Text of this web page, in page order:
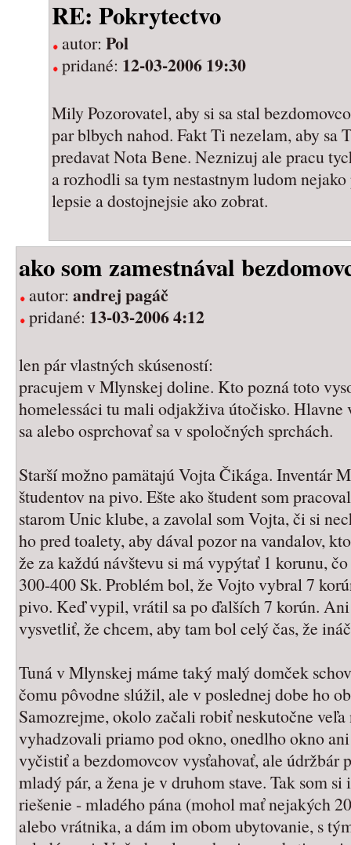
RE: Pokrytectvo
autor: Pol
pridané: 12-03-2006 19:30
Mily Pozorovatel, aby si sa stal
par blbych nahod. Fakt Ti nezelam, aby sa
predavat Nota Bene. Neznizuj ale pracu
a rozhodli sa tym nestastnym ludom
lepsie a dostojnejsie ako zobrat.
ako som zamestnával
autor: andrej pagáč
pridané: 13-03-2006 4:12
len pár vlastných skúseností:
pracujem v Mlynskej doline. Kto pozná toto
homelessáci tu mali odjakživa útočisko.
sa alebo osprchovať sa v spoločných sprchách.
Starší možno pamätajú Vojta Čikága. Inventár
študentov na pivo. Ešte ako študent som
starom Unic klube, a zavolal som Vojta, či si
ho pred toalety, aby dával pozor na vandalov,
že za každú návštevu si má vypýtať 1 korunu,
300-400 Sk. Problém bol, že Vojto vybral 7
pivo. Keď vypil, vrátil sa po ďalších 7 korún.
vysvetliť, že chcem, aby tam bol celý čas, že
Tuná v Mlynskej máme taký malý domček
čomu pôvodne slúžil, ale v poslednej dobe ho
Samozrejme, okolo začali robiť neskutočne
vyhadzovali priamo pod okno, onedlho okno
vyčistiť a bezdomovcov vysťahovať, ale údržbár
mladý pár, a žena je v druhom stave. Tak som
riešenie - mladého pána (mohol mať nejakých
alebo vrátnika, a dám im obom ubytovanie, s